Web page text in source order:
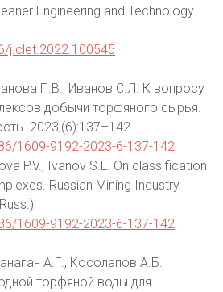
Engineering and Technology.
j.clet.2022.100545
П.В., Иванов С.Л. К вопросу
добычи торфяного сырья.
2023;(6):137–142.
1609-9192-2023-6-137-142
P.V., Ivanov S.L. On classification
Russian Mining Industry.
1609-9192-2023-6-137-142
А.Г., Косолапов А.Б.
торфяной воды для